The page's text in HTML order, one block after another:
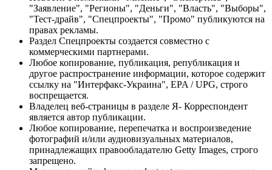
"Заявление", "Регионы", "Деньги", "Власть", "Выборы",
"Тест-драйв", "Спецпроекты", "Промо" публикуются на
правах рекламы.
Раздел Спецпроекты создается совместно с
коммерческими партнерами.
Любое копирование, публикация, републикация и
другое распространение информации, которое содержит
ссылку на "Интерфакс-Украина", EPA / UPG, строго
воспрещается.
Владелец веб-страницы в разделе Я- Корреспондент
является автор публикации.
Любое копирование, перепечатка и воспроизведение
фотографий и/или аудиовизуальных материалов,
принадлежащих правообладателю Getty Images, строго
запрещено.